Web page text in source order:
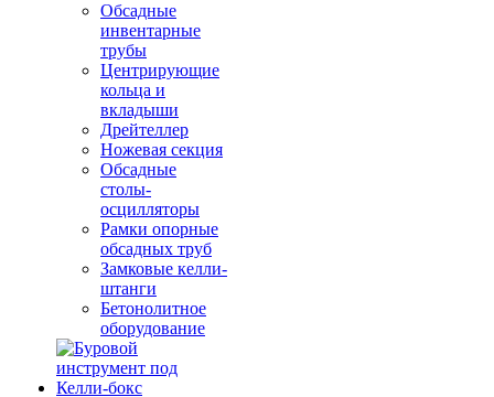
Обсадные
инвентарные
трубы
Центрирующие
кольца и
вкладыши
Дрейтеллер
Ножевая секция
Обсадные
столы-
осцилляторы
Рамки опорные
обсадных труб
Замковые келли-
штанги
Бетонолитное
оборудование